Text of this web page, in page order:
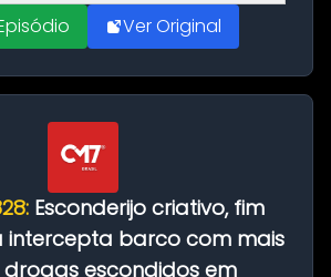
Ver Original
Esconderijo criativo, fim
intercepta barco com mais
drogas escondidos em